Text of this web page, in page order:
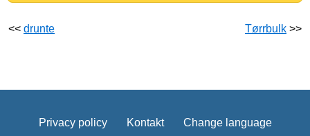
<< drunte Tørrbulk >>
Privacy policy Kontakt Change language